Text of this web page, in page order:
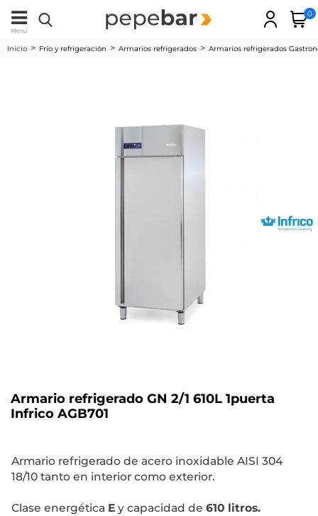
Menu
0
Inicio Frío y refrigeración Armarios refrigerados Armarios refrigerados
Armario refrigerado GN 2/1 610L 1puerta
Infrico AGB701
Armario refrigerado de acero inoxidable AISI 304
18/10 tanto en interior como exterior.
Clase energética E y capacidad de 610 litros.